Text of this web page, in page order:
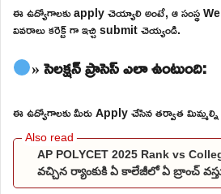
ఈ ఉద్యోగాలకు apply చెయ్యాలి అంటే, ఆ సంస్థ
వివరాలు కరెక్ట్ గా ఇచ్చి submit చెయ్యండి.
» సెలక్షన్ ప్రాసెస్ ఎలా ఉంటుంది:
ఈ ఉద్యోగాలకు మీరు Apply చేసిన తర్వాత మిమ్మల్ని
AP POLYCET 2025 Rank vs
వచ్చిన ర్యాంకుకి ఏ కాలేజీలో ఏ బ్రాంచ్